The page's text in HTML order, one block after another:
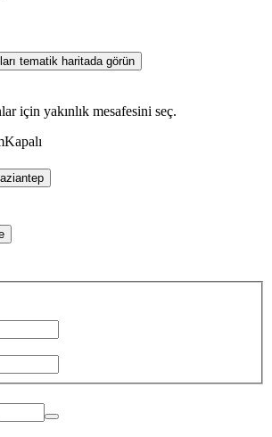
tematik haritada görün
için yakınlık mesafesini seç.
Kapalı